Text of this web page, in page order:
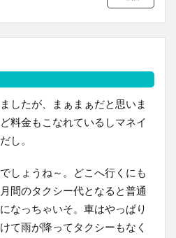
したが、まぁまぁだと思いま
料金もこなれているしマネイ
し。
しょうね～。どこへ行くにも
間のタクシー代となると普通
なっちゃいそ。車はやっぱり
て雨が降ってタクシーもなく